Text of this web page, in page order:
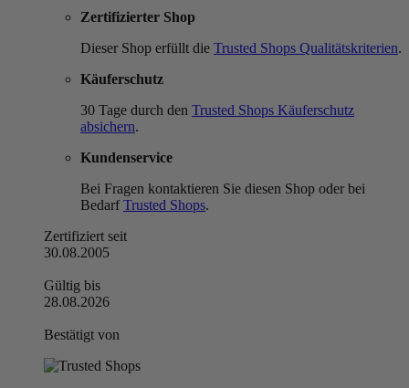
Zertifizierter Shop
Dieser Shop erfüllt die Trusted Shops Qualitätskriterien.
Käuferschutz
30 Tage durch den Trusted Shops Käuferschutz
absichern.
Kundenservice
Bei Fragen kontaktieren Sie diesen Shop oder bei
BedarfTrusted Shops.
Zertifiziert seit
30.08.2005
Gültig bis
28.08.2026
Bestätigt von